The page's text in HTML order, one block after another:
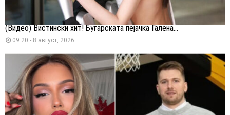
(Видео) Вистински хит! Бугарската пејачка Галена...
09:20 - 8 август, 2026